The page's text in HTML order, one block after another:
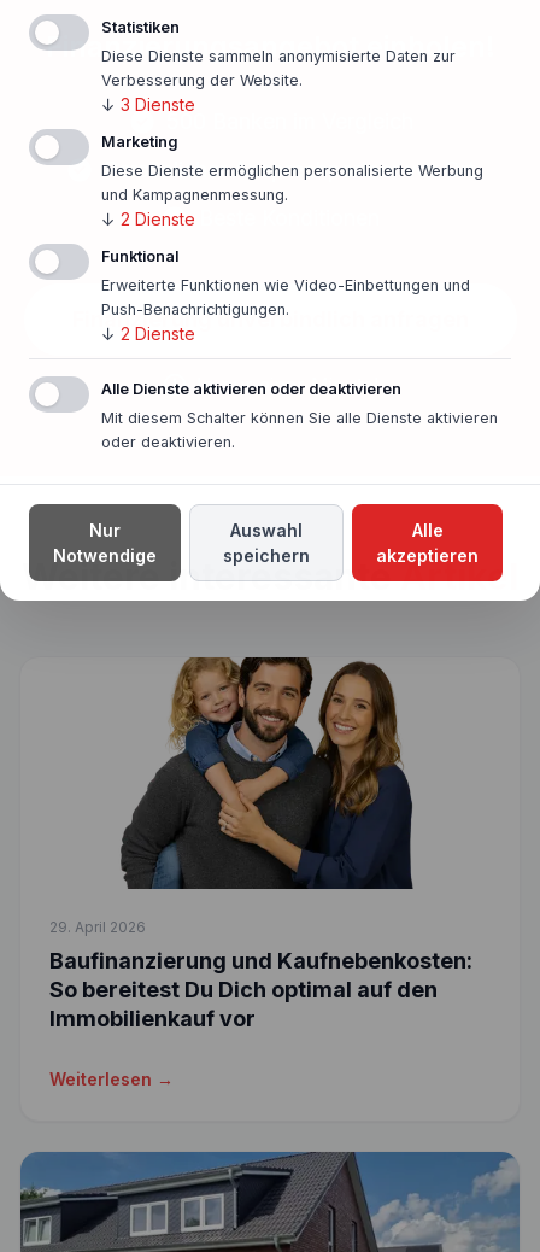
Finanzierungsangebot einholen!
Persönlicher Ansprechpartner vor Ort
Finanzierung unverbindlich anfragen
In nur einer Minute!
Weitere interessanteArtikel
29. April 2026
Baufinanzierung und Kaufnebenkosten:
So bereitest Du Dich optimal auf den
Immobilienkauf vor
Weiterlesen →
Statistiken
Diese Dienste sammeln anonymisierte Daten zur
Verbesserung der Website.
↓ 3 Dienste
Marketing
Diese Dienste ermöglichen personalisierte Werbung
und Kampagnenmessung.
↓ 2 Dienste
Funktional
Erweiterte Funktionen wie Video-Einbettungen und
Push-Benachrichtigungen.
↓ 2 Dienste
Alle Dienste aktivieren oder deaktivieren
Mit diesem Schalter können Sie alle Dienste aktivieren
oder deaktivieren.
Nur
Notwendige
Auswahl
speichern
Alle
akzeptieren